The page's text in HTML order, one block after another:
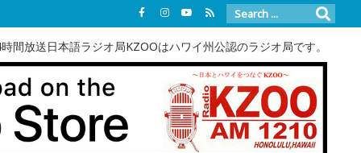
間放送日本語ラジオ局KZOOはハワイ州公認のラジオ局です。